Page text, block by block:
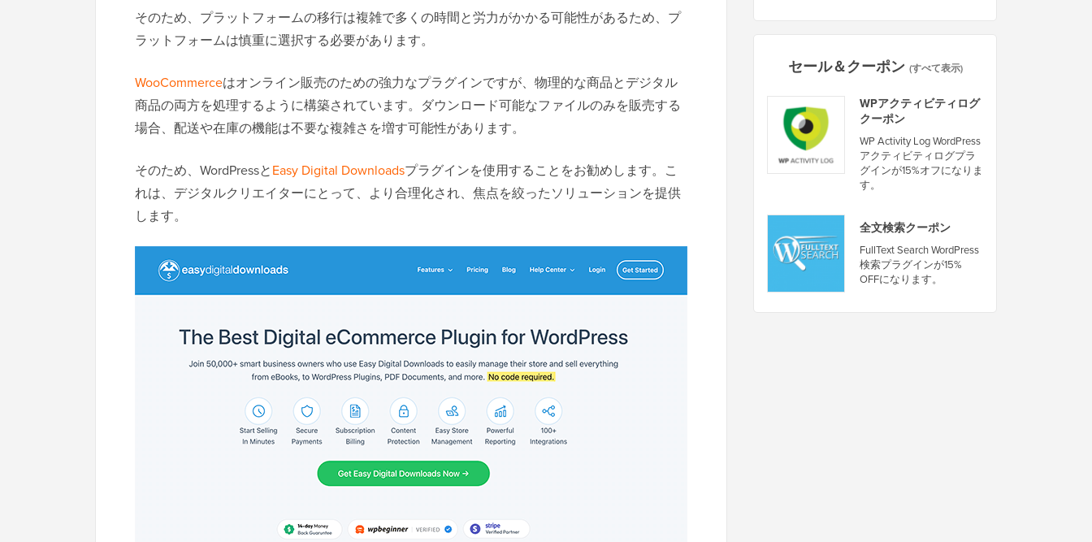
そのため、プラットフォームの移行は複雑で多くの時間と労力がかかる可能性があるため、プ
ラットフォームは慎重に選択する必要があります。
WooCommerceはオンライン販売のための強力なプラグインですが、物理的な商品とデジタル
商品の両方を処理するように構築されています。ダウンロード可能なファイルのみを販売する
場合、配送や在庫の機能は不要な複雑さを増す可能性があります。
そのため、WordPressとEasy Digital Downloadsプラグインを使用することをお勧めします。こ
れは、デジタルクリエイターにとって、より合理化され、焦点を絞ったソリューションを提供
します。
セール＆クーポン (すべて表示)
WPアクティビティログ
クーポン
WP Activity Log WordPress
アクティビティログプラ
グインが15%オフになりま
す。
全文検索クーポン
FullText Search WordPress
検索プラグインが15%
OFFになります。